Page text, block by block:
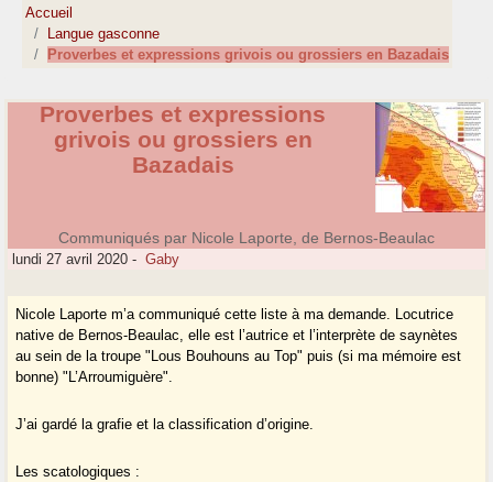
Accueil
Langue gasconne
Proverbes et expressions grivois ou grossiers en Bazadais
Proverbes et expressions
grivois ou grossiers en
Bazadais
Communiqués par Nicole Laporte, de Bernos-Beaulac
lundi 27 avril 2020 - Gaby
Nicole Laporte m’a communiqué cette liste à ma demande. Locutrice
native de Bernos-Beaulac, elle est l’autrice et l’interprète de saynètes
au sein de la troupe "Lous Bouhouns au Top" puis (si ma mémoire est
bonne) "L’Arroumiguère".
J’ai gardé la grafie et la classification d’origine.
Les scatologiques :